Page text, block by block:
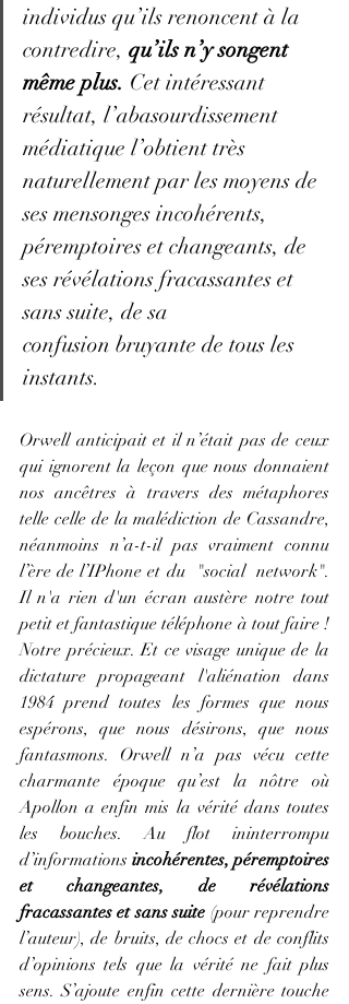
individus qu’ils renoncent à la
contredire, qu’ils n’y songent
même plus. Cet intéressant
résultat, l’abasourdissement
médiatique l’obtient très
naturellement par les moyens de
ses mensonges incohérents,
péremptoires et changeants, de
ses révélations fracassantes et
sans suite, de sa
confusion bruyante de tous les
instants.
Orwell anticipait et il n’était pas de ceux
qui ignorent la leçon que nous donnaient
nos ancêtres à travers des métaphores
telle celle de la malédiction de Cassandre,
néanmoins n’a-t-il pas vraiment connu
l’ère de l’IPhone et du  "social  network".
Il n'a rien d'un écran austère notre tout
petit et fantastique téléphone à tout faire !
Notre précieux. Et ce visage unique de la
dictature propageant l'aliénation dans
1984 prend toutes les formes que nous
espérons, que nous désirons, que nous
fantasmons. Orwell n’a pas vécu cette
charmante époque qu’est la nôtre où
Apollon a enfin mis la vérité dans toutes
les bouches. Au flot ininterrompu
d’informations incohérentes, péremptoires
et changeantes, de révélations
fracassantes et sans suite (pour reprendre
l’auteur), de bruits, de chocs et de conflits
d’opinions tels que la vérité ne fait plus
sens. S’ajoute enfin cette dernière touche